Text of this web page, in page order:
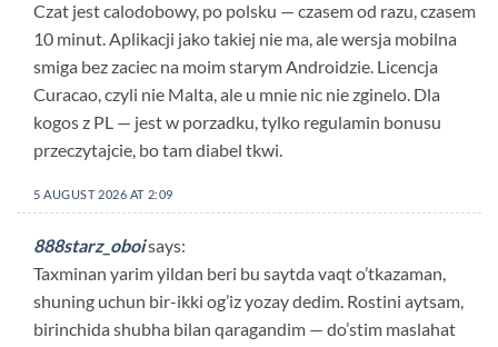
Czat jest calodobowy, po polsku — czasem od razu, czasem
10 minut. Aplikacji jako takiej nie ma, ale wersja mobilna
smiga bez zaciec na moim starym Androidzie. Licencja
Curacao, czyli nie Malta, ale u mnie nic nie zginelo. Dla
kogos z PL — jest w porzadku, tylko regulamin bonusu
przeczytajcie, bo tam diabel tkwi.
5 AUGUST 2026 AT 2:09
888starz_oboisays:
Taxminan yarim yildan beri bu saytda vaqt o’tkazaman,
shuning uchun bir-ikki og’iz yozay dedim. Rostini aytsam,
birinchida shubha bilan qaragandim — do’stim maslahat